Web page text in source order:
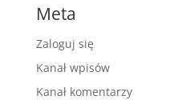
Meta
Zaloguj się
Kanał wpisów
Kanał komentarzy